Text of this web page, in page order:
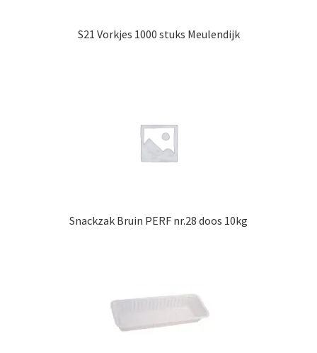
S21 Vorkjes 1000 stuks Meulendijk
Snackzak Bruin PERF nr.28 doos 10kg